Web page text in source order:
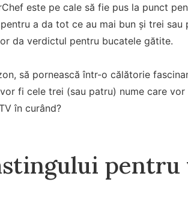
este pe cale să fie pus la punct
a da tot ce au mai bun și trei sau
da verdictul pentru bucatele gătite.
să pornească într-o călătorie
fi cele trei (sau patru) nume care
în curând?